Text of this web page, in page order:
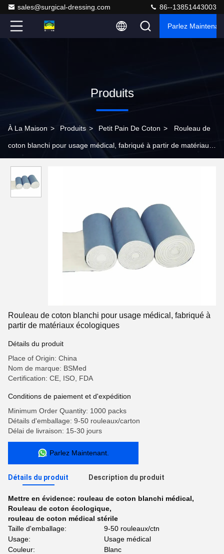
sales@surgical-dressing.com 86--13851443003
Parlez
Produits
À La Maison > Produits > Petit Pain De Coton > Rouleau de
coton blanchi pour usage médical, fabriqué à partir de matériaux
Rouleau de coton blanchi pour usage médical, fabriqué à
partir de matériaux écologiques
Détails du produit
Place of Origin: China
Nom de marque: BSMed
Certification: CE, ISO, FDA
Conditions de paiement et d'expédition
Minimum Order Quantity: 1000 packs
Détails d'emballage: 9-50 rouleaux/carton
Délai de livraison: 15-30 jours
Parlez Maintenant.
Détails du produit Description du produit
Mettre en évidence: rouleau de coton blanchi médical,
Rouleau de coton écologique,
rouleau de coton médical stérile
Taille d'emballage:
9-50 rouleaux/ctn
Usage:
Usage médical
Couleur:
Blanc